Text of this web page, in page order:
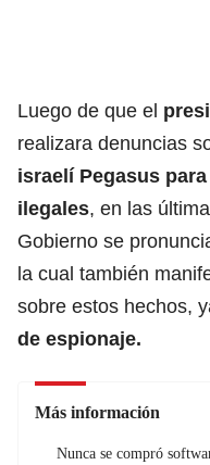
Luego de que el
realizara denuncias
israelí Pegasus
ilegales, en las
Gobierno se
la cual también
sobre estos hechos,
de espionaje.
Más información
Nunca se compró